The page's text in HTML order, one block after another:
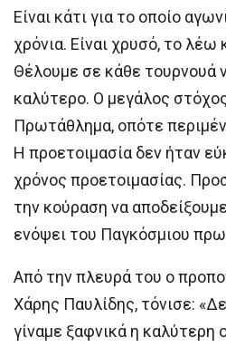
Είναι κάτι για το οποίο
χρόνια. Είναι χρυσό, το λέω
Θέλουμε σε κάθε τουρνουά
καλύτερο. Ο μεγάλος
Πρωτάθλημα, οπότε
Η προετοιμασία δεν ήταν
χρόνος προετοιμασίας.
την κούραση να
ενόψει του Παγκόσμιου
Από την πλευρά του ο
Χάρης Παυλίδης, τόνισε:
γίναμε ξαφνικά η καλύτερη